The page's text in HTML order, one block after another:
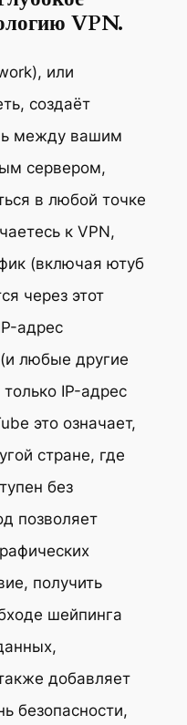
VPN.
или
создаёт
между вашим
сервером,
в любой точке
к VPN,
(включая ютуб
через этот
адрес
любые другие
IP-адрес
это означает,
стране, где
без
позволяет
получить
шейпинга
добавляет
безопасности,